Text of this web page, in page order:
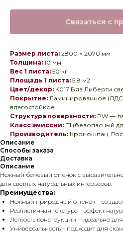
Связаться с
Размер листа: 2800 × 2070 мм
Толщина: 10 мм
Вес 1 листа: 50 кг
Площадь 1 листа: 5,8 м2
Цвет/декор: К017 Вяз Либерти
Покрытие: Ламинированное
влагостойкое
Структура поверхности: PW —
Класс эмиссии: E1 (безопасный
Производитель: Кроношпан,
Описание
Способы заказа
Доставка
Описание
Нежный бежевый оттенок с
для светлых натуральных интерьеров.
Преимущества:
Нежный природный оттенок –
Реалистичная текстура – эффект
Легкость конструкции – идеально
Универсальность – подходит для